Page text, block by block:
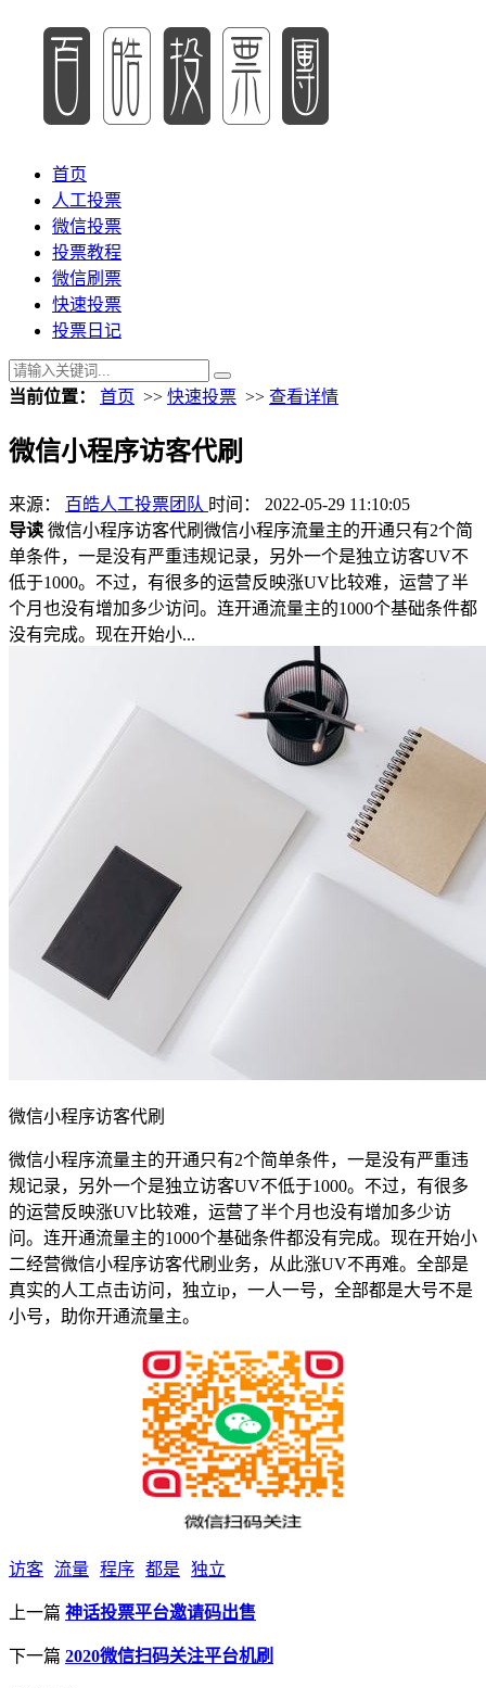
首页
人工投票
微信投票
投票教程
微信刷票
快速投票
投票日记
当前位置： 首页 >> 快速投票 >> 查看详情
微信小程序访客代刷
来源： 百皓人工投票团队 时间： 2022-05-29 11:10:05
导读 微信小程序访客代刷微信小程序流量主的开通只有2个简
单条件，一是没有严重违规记录，另外一个是独立访客UV不
低于1000。不过，有很多的运营反映涨UV比较难，运营了半
个月也没有增加多少访问。连开通流量主的1000个基础条件都
没有完成。现在开始小...
微信小程序访客代刷
微信小程序流量主的开通只有2个简单条件，一是没有严重违
规记录，另外一个是独立访客UV不低于1000。不过，有很多
的运营反映涨UV比较难，运营了半个月也没有增加多少访
问。连开通流量主的1000个基础条件都没有完成。现在开始小
二经营微信小程序访客代刷业务，从此涨UV不再难。全部是
真实的人工点击访问，独立ip，一人一号，全部都是大号不是
小号，助你开通流量主。
访客 流量 程序 都是 独立
上一篇 神话投票平台邀请码出售
下一篇 2020微信扫码关注平台机刷